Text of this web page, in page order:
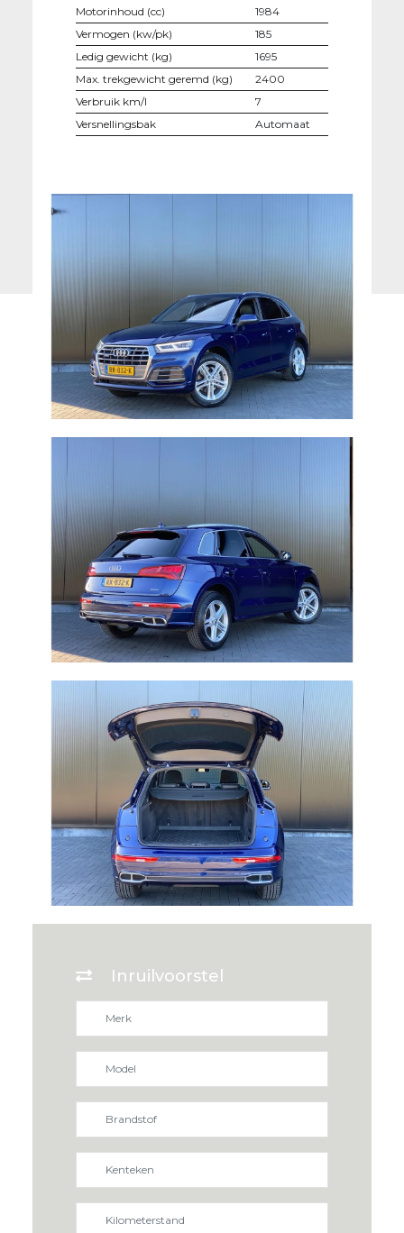
Motorinhoud (cc)
1984
Vermogen (kw/pk)
185
Ledig gewicht (kg)
1695
Max. trekgewicht geremd (kg)
2400
Verbruik km/l
7
Versnellingsbak
Automaat
Inruilvoorstel